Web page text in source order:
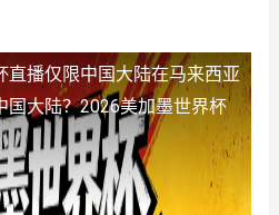
直播仅限中国大陆在马来西亚
国大陆？2026美加墨世界杯